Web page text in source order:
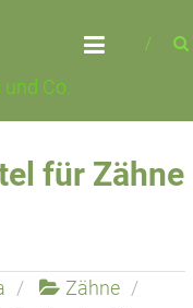
Co.
für Zähne
Zähne